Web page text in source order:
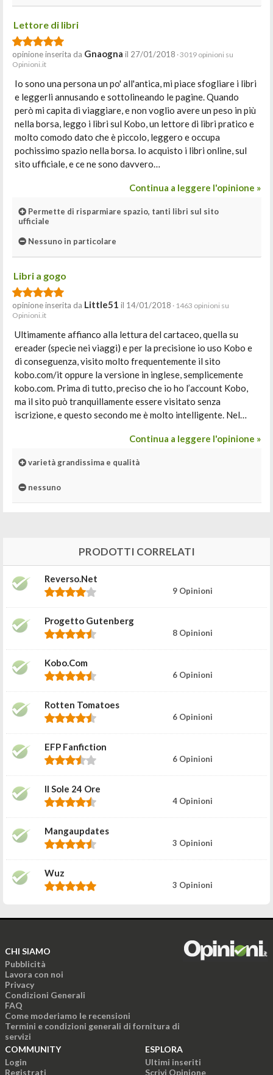
Lettore di libri
opinione inserita da Gnaogna il 27/01/2018 · 3019 opinioni su
Opinioni.it
Io sono una persona un po' all'antica, mi piace sfogliare i libri
e leggerli annusando e sottolineando le pagine. Quando
però mi capita di viaggiare, e non voglio avere un peso in più
nella borsa, leggo i libri sul Kobo, un lettore di libri pratico e
molto comodo dato che è piccolo, leggero e occupa
pochissimo spazio nella borsa. Io acquisto i libri online, sul
sito ufficiale, e ce ne sono davvero…
Continua a leggere l'opinione »
Permette di risparmiare spazio, tanti libri sul sito
ufficiale
Nessuno in particolare
Libri a gogo
opinione inserita da Little51 il 14/01/2018 · 1463 opinioni su
Opinioni.it
Ultimamente affianco alla lettura del cartaceo, quella su
ereader (specie nei viaggi) e per la precisione io uso Kobo e
di conseguenza, visito molto frequentemente il sito
kobo.com/it oppure la versione in inglese, semplicemente
kobo.com. Prima di tutto, preciso che io ho l’account Kobo,
ma il sito può tranquillamente essere visitato senza
iscrizione, e questo secondo me è molto intelligente. Nel…
Continua a leggere l'opinione »
varietà grandissima e qualità
nessuno
PRODOTTI CORRELATI
Reverso.net
9 Opinioni
Progetto Gutenberg
8 Opinioni
Kobo.com
6 Opinioni
Rotten Tomatoes
6 Opinioni
EFP Fanfiction
6 Opinioni
Il Sole 24 Ore
4 Opinioni
Mangaupdates
3 Opinioni
Wuz
3 Opinioni
CHI SIAMO
Pubblicità
Lavora con noi
Privacy
Condizioni Generali
FAQ
Come moderiamo le recensioni
Termini e condizioni generali di fornitura di
servizi
COMMUNITY
Login
Registrati
ESPLORA
Ultimi inseriti
Scrivi Opinione